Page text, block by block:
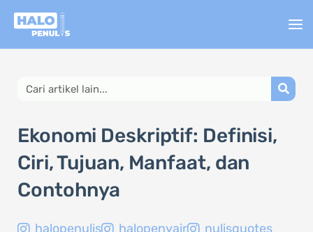
Lewati
Search
Ekonomi Deskriptif: Definisi,
Ciri, Tujuan, Manfaat, dan
Contohnya
halopenulis halopenyair
nulisquotes